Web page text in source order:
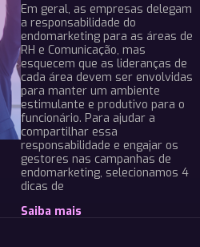
Em geral, as empresas delegam
a responsabilidade do
endomarketing para as áreas de
RH e Comunicação, mas
esquecem que as lideranças de
cada área devem ser envolvidas
para manter um ambiente
estimulante e produtivo para o
funcionário. Para ajudar a
compartilhar essa
responsabilidade e engajar os
gestores nas campanhas de
endomarketing, selecionamos 4
dicas de
Saiba mais